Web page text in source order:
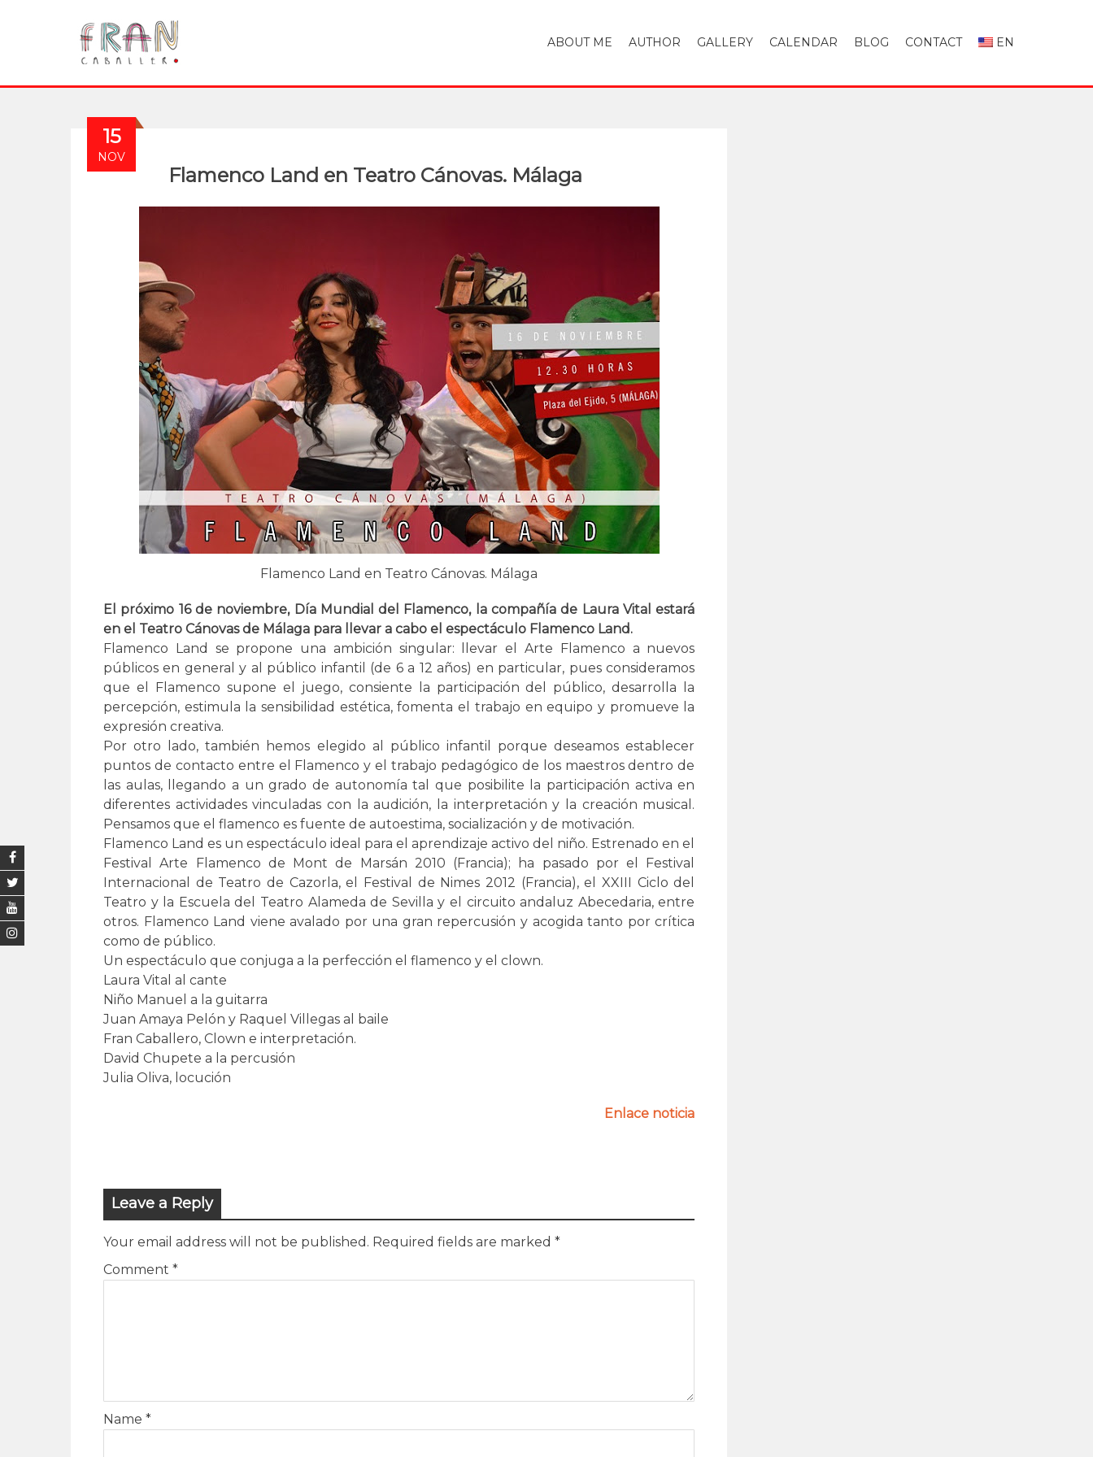
ABOUT ME AUTHOR GALLERY CALENDAR BLOG CONTACT EN
15
NOV
Flamenco Land en Teatro Cánovas. Málaga
Flamenco Land en Teatro Cánovas. Málaga
El próximo 16 de noviembre, Día Mundial del Flamenco, la compañía de Laura Vital estará
en el Teatro Cánovas de Málaga para llevar a cabo el espectáculo Flamenco Land.
Flamenco Land se propone una ambición singular: llevar el Arte Flamenco a nuevos
públicos en general y al público infantil (de 6 a 12 años) en particular, pues consideramos
que el Flamenco supone el juego, consiente la participación del público, desarrolla la
percepción, estimula la sensibilidad estética, fomenta el trabajo en equipo y promueve la
expresión creativa.
Por otro lado, también hemos elegido al público infantil porque deseamos establecer
puntos de contacto entre el Flamenco y el trabajo pedagógico de los maestros dentro de
las aulas, llegando a un grado de autonomía tal que posibilite la participación activa en
diferentes actividades vinculadas con la audición, la interpretación y la creación musical.
Pensamos que el flamenco es fuente de autoestima, socialización y de motivación.
Flamenco Land es un espectáculo ideal para el aprendizaje activo del niño. Estrenado en el
Festival Arte Flamenco de Mont de Marsán 2010 (Francia); ha pasado por el Festival
Internacional de Teatro de Cazorla, el Festival de Nimes 2012 (Francia), el XXIII Ciclo del
Teatro y la Escuela del Teatro Alameda de Sevilla y el circuito andaluz Abecedaria, entre
otros. Flamenco Land viene avalado por una gran repercusión y acogida tanto por crítica
como de público.
Un espectáculo que conjuga a la perfección el flamenco y el clown.
Laura Vital al cante
Niño Manuel a la guitarra
Juan Amaya Pelón y Raquel Villegas al baile
Fran Caballero, Clown e interpretación.
David Chupete a la percusión
Julia Oliva, locución
Enlace noticia
Leave a Reply
Your email address will not be published. Required fields are marked *
Comment *
Name *